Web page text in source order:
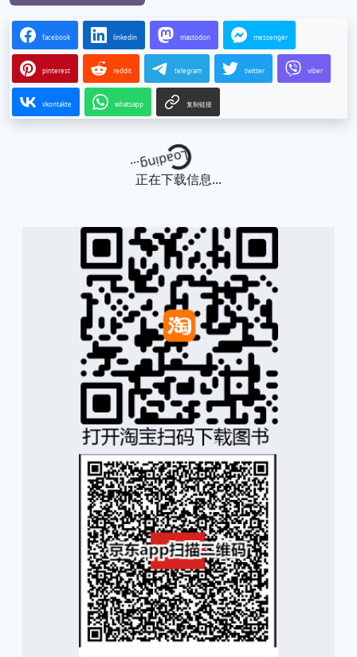
facebook linkedin mastodon messenger
pinterest reddit telegram twitter viber
vkontakte whatsapp 复制链接
Loading...
正在下载信息...